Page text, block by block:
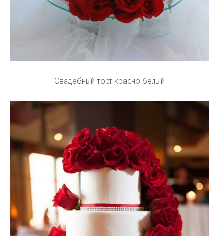
Свадебный торт красно белый